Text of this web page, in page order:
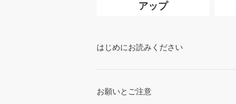
アップ
はじめにお読みください
お願いとご注意